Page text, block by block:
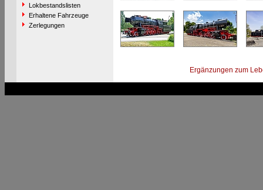
Lokbestandslisten
Erhaltene Fahrzeuge
Zerlegungen
Ergänzungen zum